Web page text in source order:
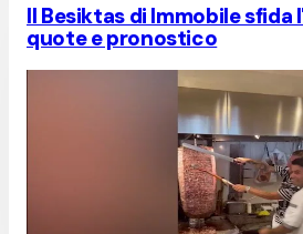
Il Besiktas di Immobile sfida
quote e pronostico